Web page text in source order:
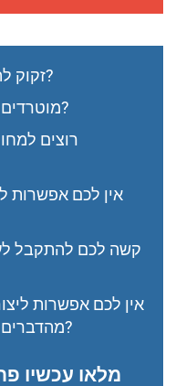
זקוק להסרת פסקי דין מהאינטרנט?
מוטרדים מפסקי דין המופיעים בגוגל?
רוצים
אין לכם אפשרות
קשה לכם להתקבל
אין לכם אפשרות
מהדברים שכתובים עליכם באינטרנט?
מלאו עכשיו